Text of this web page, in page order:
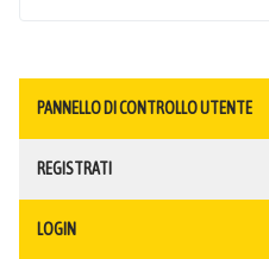
PANNELLO DI CONTROLLO UTENTE
REGISTRATI
LOGIN